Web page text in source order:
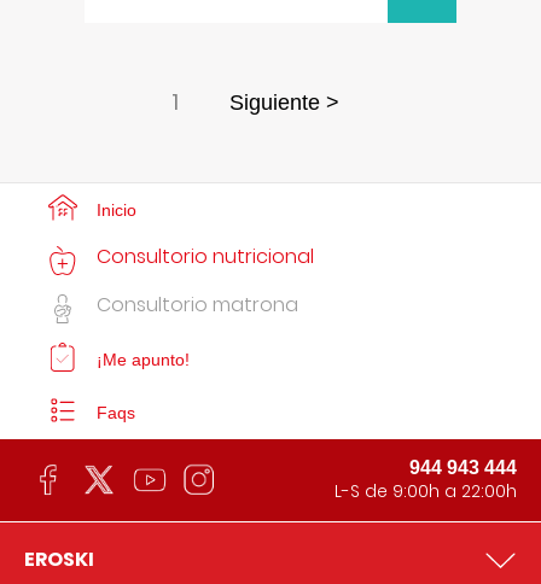
1 Siguiente >
Inicio
Consultorio nutricional
Consultorio matrona
¡Me apunto!
Faqs
944 943 444
L-S de 9:00h a 22:00h
EROSKI